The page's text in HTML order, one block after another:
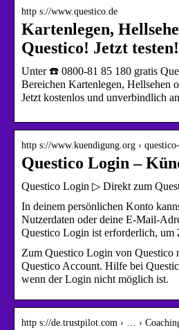
http s://www.questico.de
Kartenlegen,
Questico! Jetzt testen!
Unter ☎️ 0800-81 85 180 gratis
Bereichen Kartenlegen, Hellsehen
Jetzt kostenlos und unverbindlich
http s://www.kuendigung.org ›
Questico Login –
Questico Login ▷ Direkt zum
In deinem persönlichen Konto
Nutzerdaten oder deine E-Mail-
Questico Login ist erforderlich,
Zum Questico Login von Questico
Questico Account. Hilfe bei
wenn der Login nicht möglich ist.
http s://de.trustpilot.com › … ›